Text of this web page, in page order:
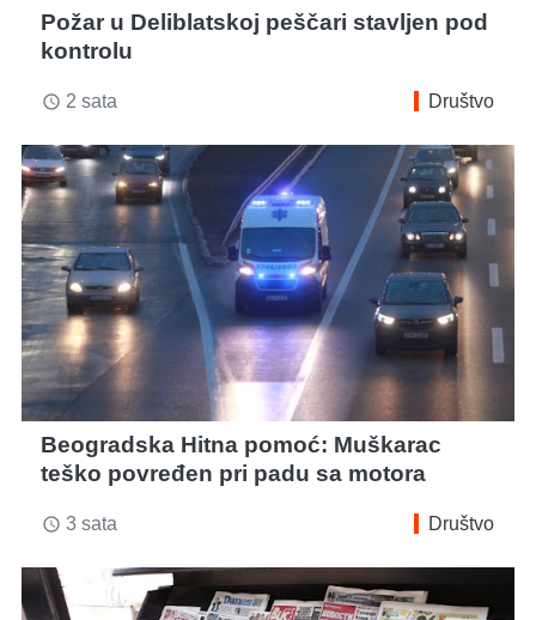
Požar u Deliblatskoj peščari stavljen pod
kontrolu
access_time 2 sata Društvo
Beogradska Hitna pomoć: Muškarac
teško povređen pri padu sa motora
access_time 3 sata Društvo